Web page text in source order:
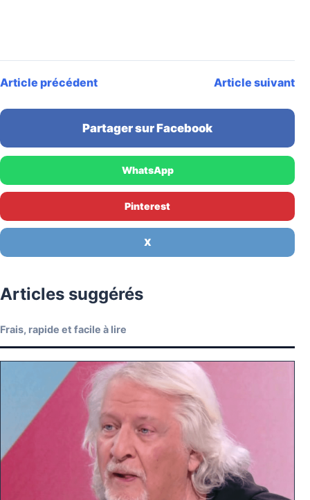
Article précédent Article suivant
Partager sur Facebook
WhatsApp
Pinterest
X
Articles suggérés
Frais, rapide et facile à lire